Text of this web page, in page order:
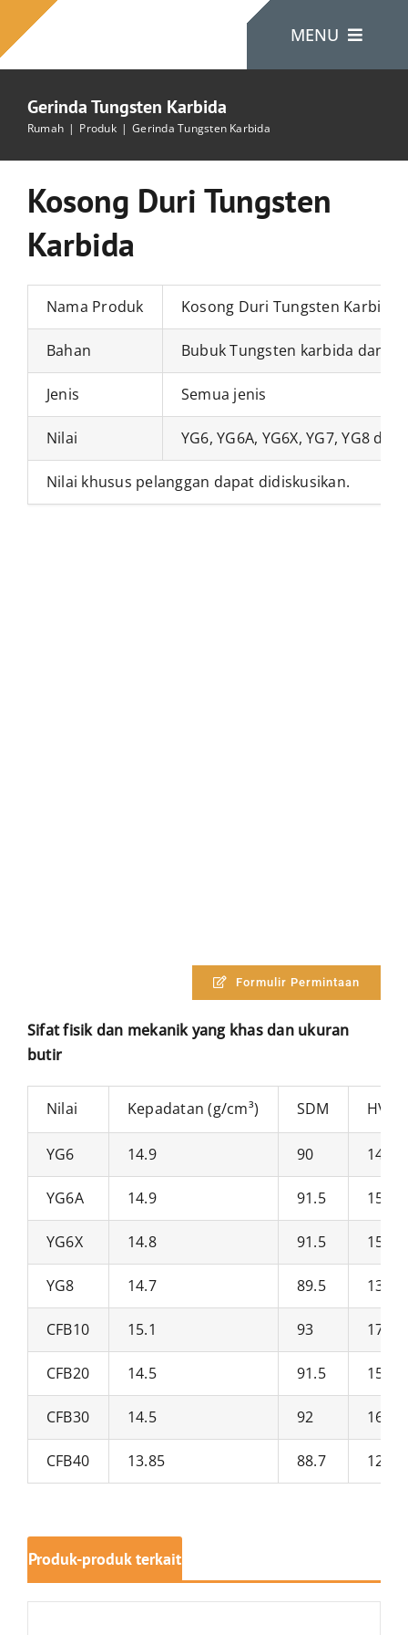
Lewati
konten
MENU
Hubungi Kami
Gerinda Tungsten Karbida
Rumah Produk Gerinda Tungsten Karbida
Kosong Duri Tungsten
Karbida
Nama Produk Kosong Duri Tungsten Karbida
Bahan Bubuk Tungsten karbida dan
Jenis Semua jenis
Nilai YG6, YG6A, YG6X, YG7, YG8 dll.
Nilai khusus pelanggan dapat didiskusikan.
Formulir Permintaan
Sifat fisik dan mekanik yang khas dan ukuran
butir
Nilai Kepadatan (g/cm³) SDM HV30
YG6 14.9 90 1400
YG6A 14.9 91.5 1550
YG6X 14.8 91.5 1550
YG8 14.7 89.5 1350
CFB10 15.1 93 1750
CFB20 14.5 91.5 1550
CFB30 14.5 92 1600
CFB40 13.85 88.7 1250
Produk-produk terkait